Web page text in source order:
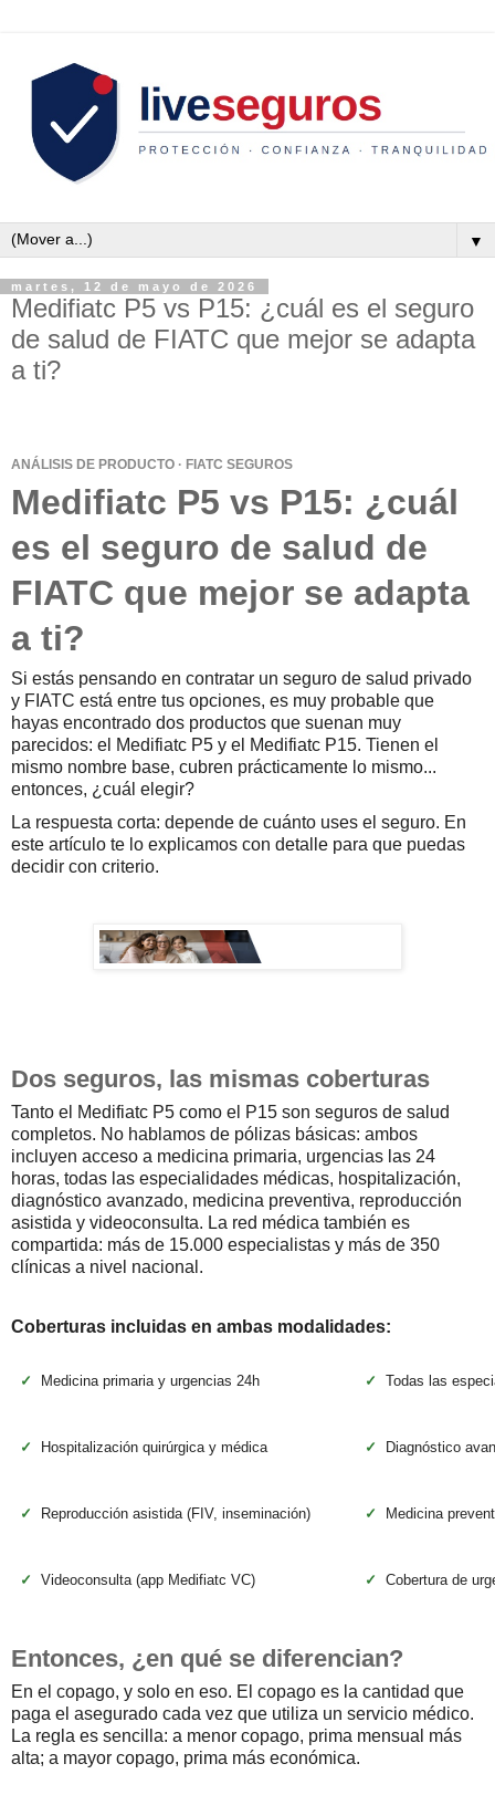
▼
martes, 12 de mayo de 2026
Medifiatc P5 vs P15: ¿cuál es el seguro
de salud de FIATC que mejor se adapta
a ti?
ANÁLISIS DE PRODUCTO · FIATC SEGUROS
Medifiatc P5 vs P15: ¿cuál
es el seguro de salud de
FIATC que mejor se adapta
a ti?
Si estás pensando en contratar un seguro de salud privado
y FIATC está entre tus opciones, es muy probable que
hayas encontrado dos productos que suenan muy
parecidos: el Medifiatc P5 y el Medifiatc P15. Tienen el
mismo nombre base, cubren prácticamente lo mismo...
entonces, ¿cuál elegir?
La respuesta corta: depende de cuánto uses el seguro. En
este artículo te lo explicamos con detalle para que puedas
decidir con criterio.
Dos seguros, las mismas coberturas
Tanto el Medifiatc P5 como el P15 son seguros de salud
completos. No hablamos de pólizas básicas: ambos
incluyen acceso a medicina primaria, urgencias las 24
horas, todas las especialidades médicas, hospitalización,
diagnóstico avanzado, medicina preventiva, reproducción
asistida y videoconsulta. La red médica también es
compartida: más de 15.000 especialistas y más de 350
clínicas a nivel nacional.
Coberturas incluidas en ambas modalidades:
✓ Medicina primaria y urgencias 24h ✓ Todas las
✓ Hospitalización quirúrgica y médica ✓ Diagnóstico
✓ Reproducción asistida (FIV, inseminación) ✓ Medicina
✓ Videoconsulta (app Medifiatc VC) ✓ Cobertura de
Entonces, ¿en qué se diferencian?
En el copago, y solo en eso. El copago es la cantidad que
paga el asegurado cada vez que utiliza un servicio médico.
La regla es sencilla: a menor copago, prima mensual más
alta; a mayor copago, prima más económica.